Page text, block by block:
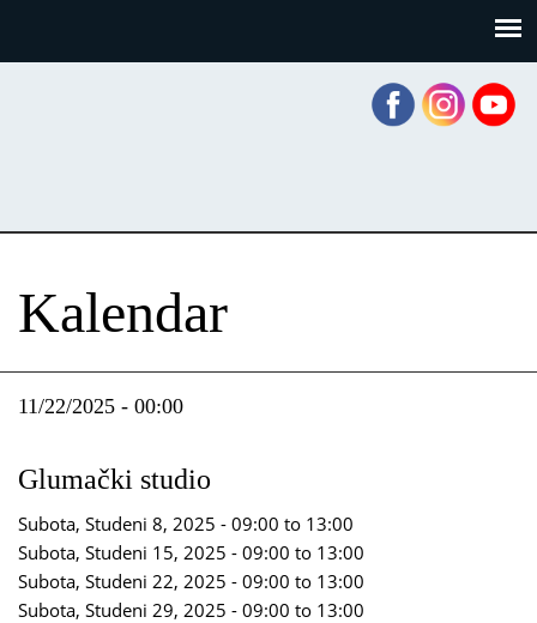
Kalendar
11/22/2025 - 00:00
Glumački studio
Subota, Studeni 8, 2025 - 09:00 to 13:00
Subota, Studeni 15, 2025 - 09:00 to 13:00
Subota, Studeni 22, 2025 - 09:00 to 13:00
Subota, Studeni 29, 2025 - 09:00 to 13:00